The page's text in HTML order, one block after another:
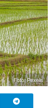
Foto: Pexels